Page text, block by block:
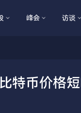
峰会 访谈
特币价格